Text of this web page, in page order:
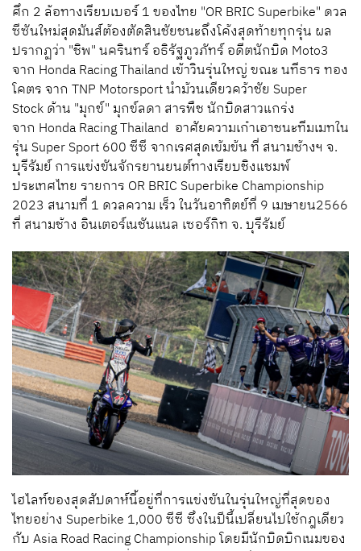
ศึก 2 ล้อทางเรียบเบอร์ 1 ของไทย "OR BRIC Superbike" ดวล
ซีซันใหม่สุดมันส์ต้องตัดสินชัยชนะถึงโค้งสุดท้ายทุกรุ่น ผล
ปรากฏว่า "ชิพ" นครินทร์ อธิรัฐภูวภัทร์ อดีตนักบิด Moto3
จาก Honda Racing Thailand เข้าวินรุ่นใหญ่ ขณะ นทีธาร ทอง
โคตร จาก TNP Motorsport นำม้วนเดียวคว้าชัย Super
Stock ด้าน "มุกข์" มุกข์ลดา สารพืช นักบิดสาวแกร่ง
จาก Honda Racing Thailand อาศัยความเก๋าเอาชนะทีมเมทใน
รุ่น Super Sport 600 ซีซี จากเรศสุดเข้มข้น ที่ สนามช้างฯ จ.
บุรีรัมย์ การแข่งขันจักรยานยนต์ทางเรียบชิงแชมพ์
ประเทศไทย รายการ OR BRIC Superbike Championship
2023 สนามที่ 1 ดวลความ เร็ว ในวันอาทิตย์ที่ 9 เมษายน2566
ที่ สนามช้าง อินเตอร์เนชันแนล เซอร์กิท จ. บุรีรัมย์
ไฮไลท์ของสุดสัปดาห์นี้อยู่ที่การแข่งขันในรุ่นใหญ่ที่สุดของ
ไทยอย่าง Superbike 1,000 ซีซี ซึ่งในปีนี้เปลี่ยนไปใช้กฎเดียว
กับ Asia Road Racing Championship โดยมีนักบิดบิกเนมของ